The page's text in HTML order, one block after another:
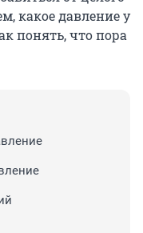
какое давление у
понять, что пора